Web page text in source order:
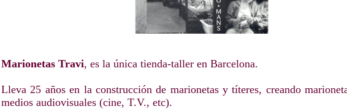
Marionetas Travi, es la única tienda-taller en Barcelona.
Lleva 25 años en la construcción de marionetas y títeres, creando
medios audiovisuales (cine, T.V., etc).